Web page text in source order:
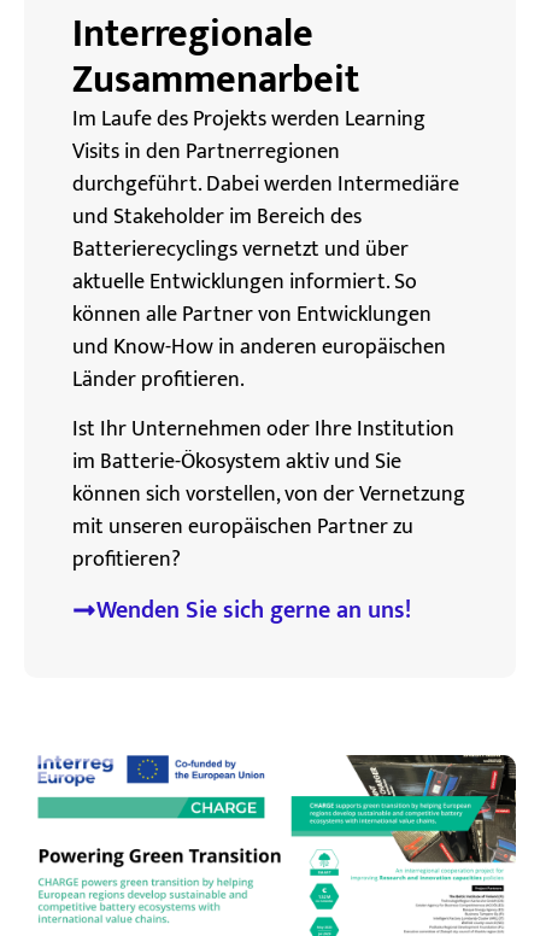
Interregionale
Zusammenarbeit
Im Laufe des Projekts werden Learning
Visits in den Partnerregionen
durchgeführt. Dabei werden Intermediäre
und Stakeholder im Bereich des
Batterierecyclings vernetzt und über
aktuelle Entwicklungen informiert. So
können alle Partner von Entwicklungen
und Know-How in anderen europäischen
Länder profitieren.
Ist Ihr Unternehmen oder Ihre Institution
im Batterie-Ökosystem aktiv und Sie
können sich vorstellen, von der Vernetzung
mit unseren europäischen Partner zu
profitieren?
Wenden Sie sich gerne an uns!